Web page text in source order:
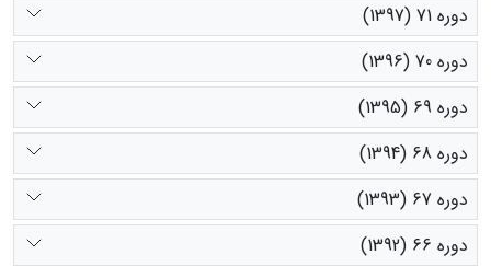
دوره 71 (1397)
دوره 70 (1396)
دوره 69 (1395)
دوره 68 (1394)
دوره 67 (1393)
دوره 66 (1392)